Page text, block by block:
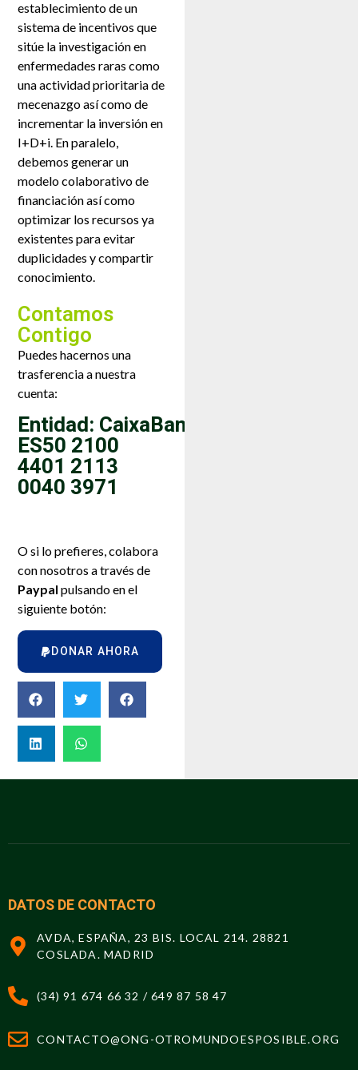
establecimiento de un
sistema de incentivos que
sitúe la investigación en
enfermedades raras como
una actividad prioritaria de
mecenazgo así como de
incrementar la inversión en
I+D+i. En paralelo,
debemos generar un
modelo colaborativo de
financiación así como
optimizar los recursos ya
existentes para evitar
duplicidades y compartir
conocimiento.
Contamos
Contigo
Puedes hacernos una
trasferencia a nuestra
cuenta:
Entidad: CaixaBank
ES50 2100
4401 2113
0040 3971
O si lo prefieres, colabora
con nosotros a través de
Paypal pulsando en el
siguiente botón:
DONAR AHORA
DATOS DE CONTACTO
AVDA, ESPAÑA, 23 BIS. LOCAL 214. 28821
COSLADA. MADRID
(34) 91 674 66 32 / 649 87 58 47
CONTACTO@ONG-OTROMUNDOESPOSIBLE.ORG